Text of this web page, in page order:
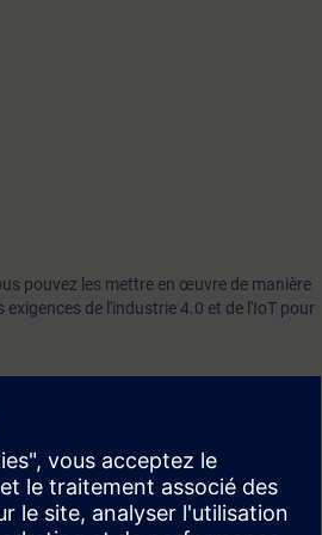
pouvez les mettre en œuvre de manière
de l'industrie 4.0 et de l'IoT pour